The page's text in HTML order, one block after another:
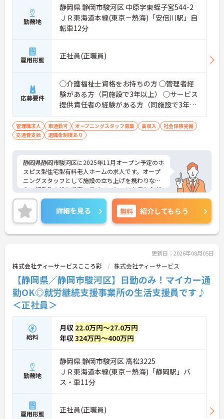
勤務地
静岡県 静岡市駿河区 中原字東蛭子宮544-2
ＪＲ東海道本線(東京－熱海)「安倍川駅」自
転車12分
雇用形態 正社員(正職員)
応募要件
◯介護福祉士資格をお持ちの方 ◯管理者経
験がある方（同施設で3年以上） ◯サービス
提供責任者の経験がある方（同施設で3年以
上） ◯訪問介護経験がある方 ◯PCスキル
（PC操作、Word・Excel※初級レベル以
上）
管理職求人 車通勤可 オープニングスタッフ募集 高収入
社会保険完備
交通費支給
退職金制度あり
静岡県静岡市駿河区に2025年11月オープン予定のホ
スピス型住宅型有料老人ホームの求人です。オープ
ニングスタッフとして施設の立ち上げを携わりなが
ら、好条件の給与で高いモチベーションを保ちなが
ら勤務することができます。
終末期の患者様やご家族に寄り添い「その人らしい
最期を支える」という看護師としての本質的な役割
を実感できる場です。医療的ケアだけでなく、精神
的・社会的なサポートも重視されるため、患者さん
ご興味をお持ちの方はお気軽にお問い合わせくださ
い！
詳細を見る 無料 紹介してもらう
更新日：2026年08月05日
株式会社ティーサービスこころ彩 株式会社ティーサービス
【静岡県／静岡市駿河区】日勤のみ！マイカー通
勤OK◎就労継続支援事業所の生活支援員です♪
＜正社員＞
給料
月収 22.0万円～27.0万円
年収324万円～400万円
勤務地
静岡県 静岡市駿河区 高松3225
ＪＲ東海道本線(東京－熱海)「静岡駅」バ
ス・車11分
雇用形態 正社員(正職員)